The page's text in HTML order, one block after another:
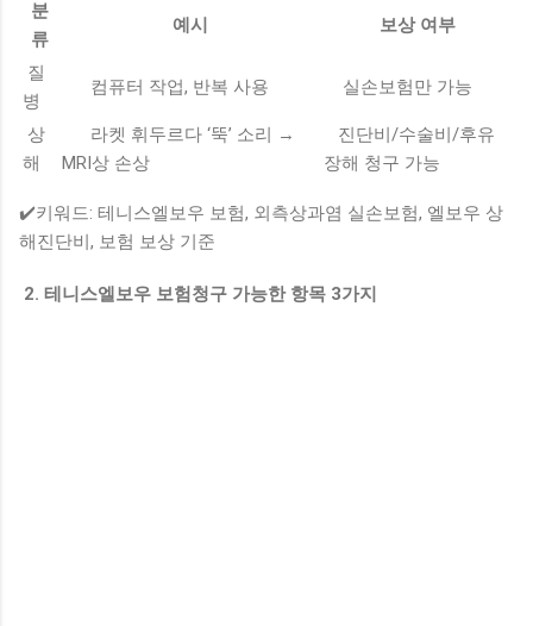
분
류
예시 보상 여부
질
병
컴퓨터 작업, 반복 사용 실손보험만 가능
상
해
라켓 휘두르다 ‘뚝’ 소리 →
MRI상 손상
진단비/수술비/후유
장해 청구 가능
✔️키워드: 테니스엘보우 보험, 외측상과염 실손보험, 엘보우 상
해진단비, 보험 보상 기준
2. 테니스엘보우 보험청구 가능한 항목 3가지